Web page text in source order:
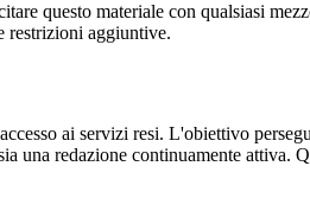
questo materiale con qualsiasi
restrizioni aggiuntive.
ai servizi resi. L'obiettivo
una redazione continuamente attiva.